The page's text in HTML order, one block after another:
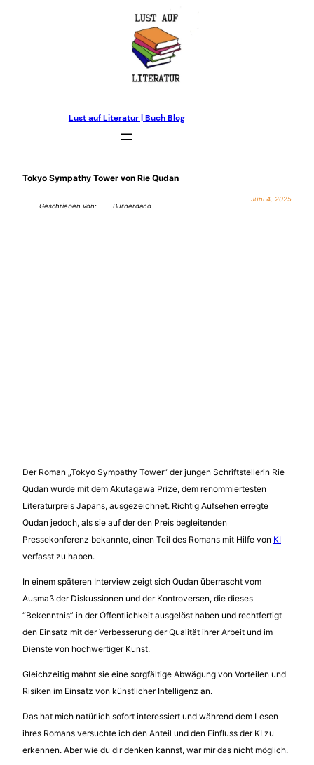
Lust auf Literatur | Buch Blog
Tokyo Sympathy Tower von Rie Qudan
Geschrieben von: Burnerdano
Juni 4, 2025
Der Roman „Tokyo Sympathy Tower“ der jungen Schriftstellerin Rie
Qudan wurde mit dem Akutagawa Prize, dem renommiertesten
Literaturpreis Japans, ausgezeichnet. Richtig Aufsehen erregte
Qudan jedoch, als sie auf der den Preis begleitenden
Pressekonferenz bekannte, einen Teil des Romans mit Hilfe von KI
verfasst zu haben.
In einem späteren Interview zeigt sich Qudan überrascht vom
Ausmaß der Diskussionen und der Kontroversen, die dieses
“Bekenntnis” in der Öffentlichkeit ausgelöst haben und rechtfertigt
den Einsatz mit der Verbesserung der Qualität ihrer Arbeit und im
Dienste von hochwertiger Kunst.
Gleichzeitig mahnt sie eine sorgfältige Abwägung von Vorteilen und
Risiken im Einsatz von künstlicher Intelligenz an.
Das hat mich natürlich sofort interessiert und während dem Lesen
ihres Romans versuchte ich den Anteil und den Einfluss der KI zu
erkennen. Aber wie du dir denken kannst, war mir das nicht möglich.